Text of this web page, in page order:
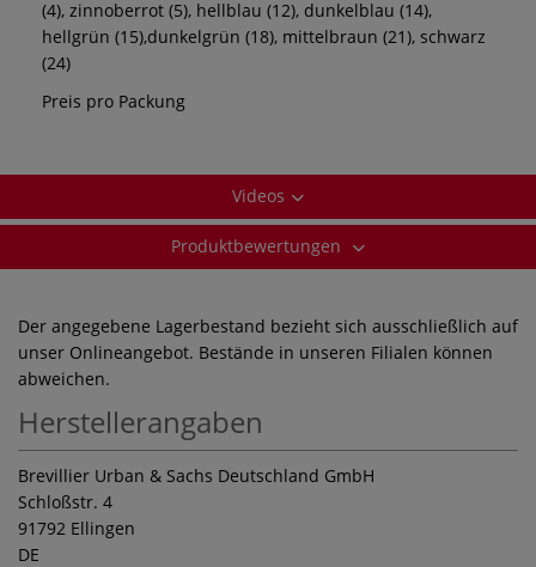
(4), zinnoberrot (5), hellblau (12), dunkelblau (14),
hellgrün (15),dunkelgrün (18), mittelbraun (21), schwarz
(24)
Preis pro Packung
Videos
Produktbewertungen
Der angegebene Lagerbestand bezieht sich ausschließlich auf
unser Onlineangebot. Bestände in unseren Filialen können
abweichen.
Herstellerangaben
Brevillier Urban & Sachs Deutschland GmbH
Schloßstr. 4
91792 Ellingen
DE